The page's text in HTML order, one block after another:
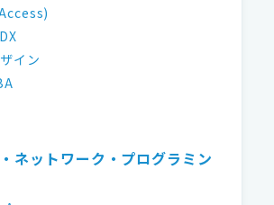
イン
ネットワーク・プログラミン